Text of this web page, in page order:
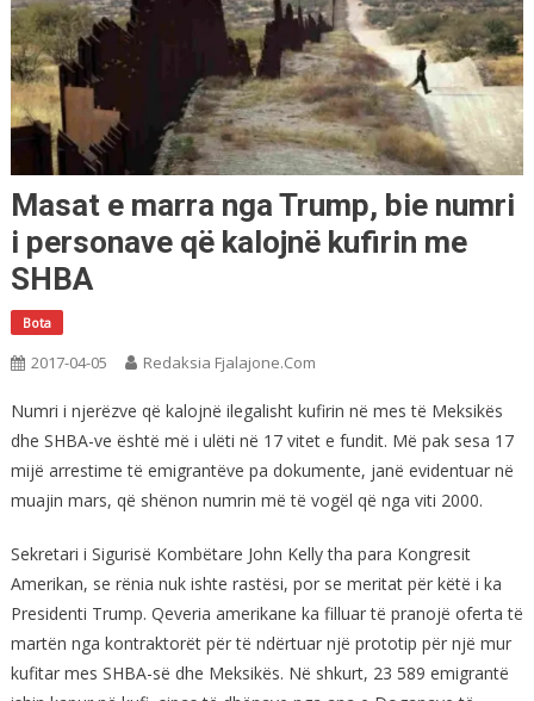
Masat e marra nga Trump, bie numri
i personave që kalojnë kufirin me
SHBA
Bota
2017-04-05 Redaksia Fjalajone.com
Numri i njerëzve që kalojnë ilegalisht kufirin në mes të Meksikës
dhe SHBA-ve është më i ulëti në 17 vitet e fundit. Më pak sesa 17
mijë arrestime të emigrantëve pa dokumente, janë evidentuar në
muajin mars, që shënon numrin më të vogël që nga viti 2000.
Sekretari i Sigurisë Kombëtare John Kelly tha para Kongresit
Amerikan, se rënia nuk ishte rastësi, por se meritat për këtë i ka
Presidenti Trump. Qeveria amerikane ka filluar të pranojë oferta të
martën nga kontraktorët për të ndërtuar një prototip për një mur
kufitar mes SHBA-së dhe Meksikës. Në shkurt, 23 589 emigrantë